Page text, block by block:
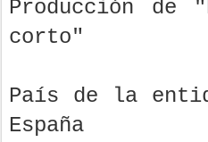
Producción de
corto"
País de la
España